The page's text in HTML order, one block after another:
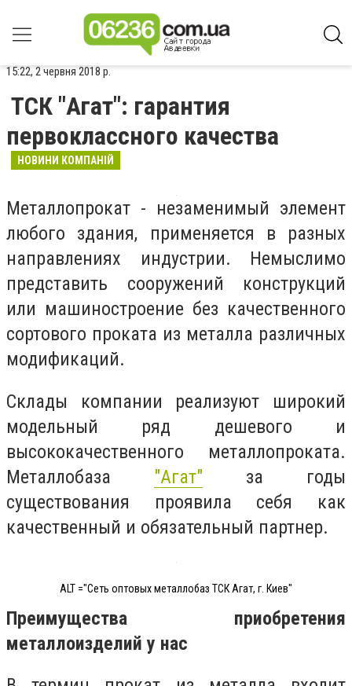
15:22, 2 червня 2018 р.
ТСК "Агат": гарантия
первоклассного качества
НОВИНИ КОМПАНІЙ
Металлопрокат - незаменимый элемент
любого здания, применяется в разных
направлениях индустрии. Немыслимо
представить сооружений конструкций
или машиностроение без качественного
сортового проката из металла различных
модификаций.
Склады компании реализуют широкий
модельный ряд дешевого и
высококачественного металлопроката.
Металлобаза "Агат" за годы
существования проявила себя как
качественный и обязательный партнер.
ALT ="Сеть оптовых металлобаз ТСК Агат, г. Киев"
Преимущества приобретения
металлоизделий у нас